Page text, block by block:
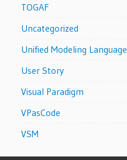
TOGAF
Uncategorized
Unified Modeling Language
User Story
Visual Paradigm
VPasCode
VSM